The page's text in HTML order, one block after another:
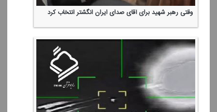
وقتی رهبر شهید برای آقای صدای ایران انگشتر انتخاب كرد